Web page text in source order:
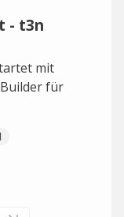
- t3n
mit
für